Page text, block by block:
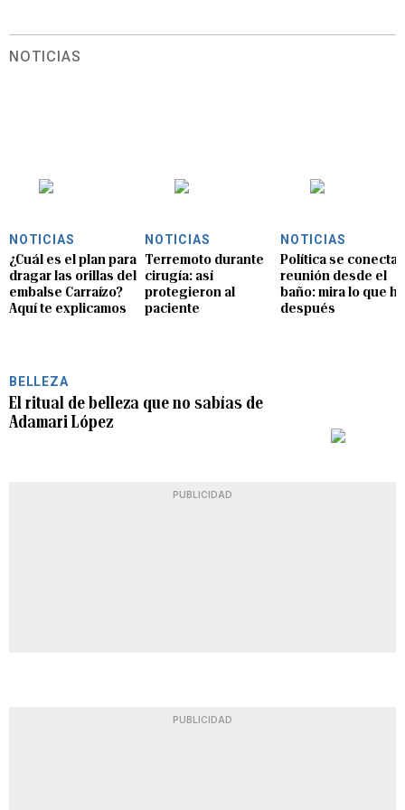
NOTICIAS
NOTICIAS
¿Cuál es el plan para
dragar las orillas del
embalse Carraízo?
Aquí te explicamos
NOTICIAS
Terremoto durante
cirugía: así
protegieron al
paciente
NOTICIAS
Política se conecta
reunión desde el
baño: mira lo que
después
BELLEZA
El ritual de belleza que no sabías de
Adamari López
PUBLICIDAD
PUBLICIDAD